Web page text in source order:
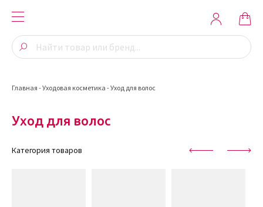
Главная -Уходовая косметика -Уход для волос
Уход для волос
Категория товаров